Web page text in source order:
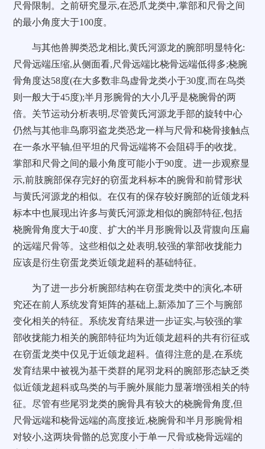
尺骨限制。之前研究显示,在恐爪龙类中,掌部和尺骨之间
的最小角度大于100度。
与其他兽脚类恐龙相比,黄氏河源龙的腕部明显特化:
尺骨远端压缩,从侧面看,尺骨远端比桡骨远端低得多;桡腕
骨角度达58度(在大多数非鸟虚骨龙类小于30度,而在鸟类
则一般大于45度);半月形腕骨的大小几乎是桡腕骨的两
倍。关节运动分析表明,尽管黄氏河源龙手部的旋转中心
仍然与其他非鸟廓羽盗龙类恐龙一样与尺骨和桡骨接触点
在一条水平轴,但平坦的尺骨远端将不会阻碍手的收拢。
掌部和尺骨之间的最小角度可能小于90度。进一步观察显
示,前肢腕部保存完好的窃蛋龙科标本的腕骨和前臂形状
与黄氏河源龙的相似。在仅有的保存较好腕部的近颌龙科
标本中也展现出许多与黄氏河源龙相似的腕部特征,包括
桡腕骨角度大于40度、扩大的半月形腕骨以及背腹向压扁
的远端尺骨等。这些相似之处表明,较强的掌部收拢能力
应该是衍生窃蛋龙类近颌龙超科的基础特征。
为了进一步分析腕部结构在窃蛋龙类中的演化,本研
究还在前人系统发育矩阵的基础上,新添加了三个与腕部
变化相关的特征。系统发育结果进一步证实,与较强的掌
部收拢能力相关的腕部特征均为近颌龙超科的共有衍征或
在窃蛋龙类中仅见于近颌龙超科。值得注意的是,在系统
发育结果中被视为基干类群的尾羽龙科的腕部形态缺乏类
似近颌龙超科或鸟类的与手腕外展能力显著增强相关的特
征。尽管有些尾羽龙类的腕骨具有较大的桡腕骨角度,但
尺骨远端和桡骨远端的高度接近,桡腕骨和半月形腕骨相
对较小,这两块骨骼的总宽度小于单一尺骨或桡骨远端的